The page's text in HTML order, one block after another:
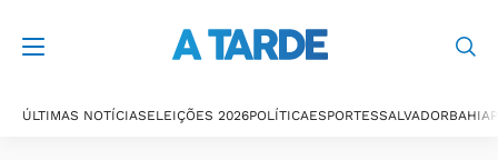
ÚLTIMAS NOTÍCIASELEIÇÕES 2026POLÍTICAESPORTESSALVADORBAHIA